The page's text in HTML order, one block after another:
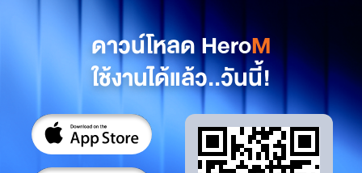
ดาวน์โหลด HeroM
ใช้งานได้แล้ว..วันนี้!